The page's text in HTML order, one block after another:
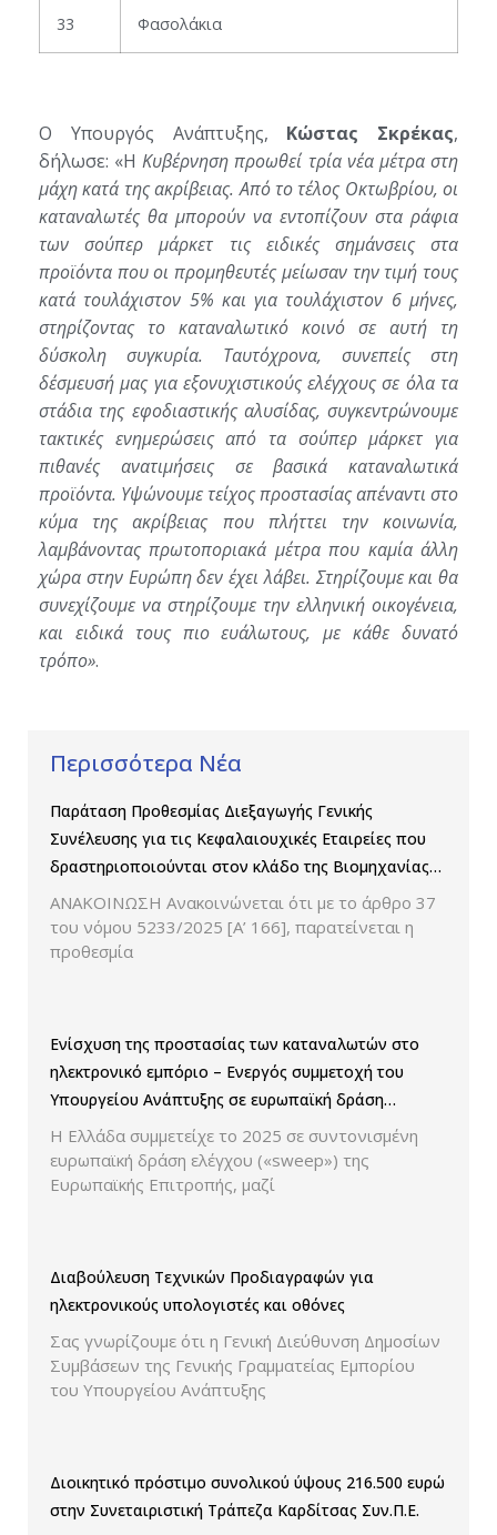
33 Φασολάκια
Ο Υπουργός Ανάπτυξης, Κώστας Σκρέκας,
δήλωσε: «HΚυβέρνηση προωθεί τρία νέα μέτρα στη
μάχη κατά της ακρίβειας. Από το τέλος Οκτωβρίου, οι
καταναλωτές θα μπορούν να εντοπίζουν στα ράφια
των σούπερ μάρκετ τις ειδικές σημάνσεις στα
προϊόντα που οι προμηθευτές μείωσαν την τιμή τους
κατά τουλάχιστον 5% και για τουλάχιστον 6 μήνες,
στηρίζοντας το καταναλωτικό κοινό σε αυτή τη
δύσκολη συγκυρία. Ταυτόχρονα, συνεπείς στη
δέσμευσή μας για εξονυχιστικούς ελέγχους σε όλα τα
στάδια της εφοδιαστικής αλυσίδας, συγκεντρώνουμε
τακτικές ενημερώσεις από τα σούπερ μάρκετ για
πιθανές ανατιμήσεις σε βασικά καταναλωτικά
προϊόντα. Υψώνουμε τείχος προστασίας απέναντι στο
κύμα της ακρίβειας που πλήττει την κοινωνία,
λαμβάνοντας πρωτοποριακά μέτρα που καμία άλλη
χώρα στην Ευρώπη δεν έχει λάβει. Στηρίζουμε και θα
συνεχίζουμε να στηρίζουμε την ελληνική οικογένεια,
και ειδικά τους πιο ευάλωτους, με κάθε δυνατό
τρόπο».
Περισσότερα Νέα
Παράταση Προθεσμίας Διεξαγωγής Γενικής
Συνέλευσης για τις Κεφαλαιουχικές Εταιρείες που
δραστηριοποιούνται στον κλάδο της Βιομηχανίας
Παραγωγής και Εμπορίας Φαρμάκων
ΑΝΑΚΟΙΝΩΣΗ Ανακοινώνεται ότι με το άρθρο 37
του νόμου 5233/2025 [Α’ 166], παρατείνεται η
προθεσμία
Ενίσχυση της προστασίας των καταναλωτών στο
ηλεκτρονικό εμπόριο – Ενεργός συμμετοχή του
Υπουργείου Ανάπτυξης σε ευρωπαϊκή δράση
ελέγχου παρουσίασης των τιμών και των
εκπτώσεων.
Η Ελλάδα συμμετείχε το 2025 σε συντονισμένη
ευρωπαϊκή δράση ελέγχου («sweep») της
Ευρωπαϊκής Επιτροπής, μαζί
Διαβούλευση Τεχνικών Προδιαγραφών για
ηλεκτρονικούς υπολογιστές και οθόνες
Σας γνωρίζουμε ότι η Γενική Διεύθυνση Δημοσίων
Συμβάσεων της Γενικής Γραμματείας Εμπορίου
του Υπουργείου Ανάπτυξης
Διοικητικό πρόστιμο συνολικού ύψους 216.500 ευρώ
στην Συνεταιριστική Τράπεζα Καρδίτσας Συν.Π.Ε.